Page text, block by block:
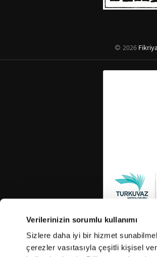
Verilerinizin sorumlu kullanımı
Sizlere daha iyi bir hizmet
çerezler vasıtasıyla çeşitli kişisel
2026